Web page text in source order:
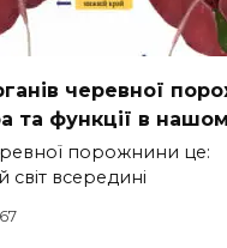
черевної
та функції в
порожнини це:
всередині